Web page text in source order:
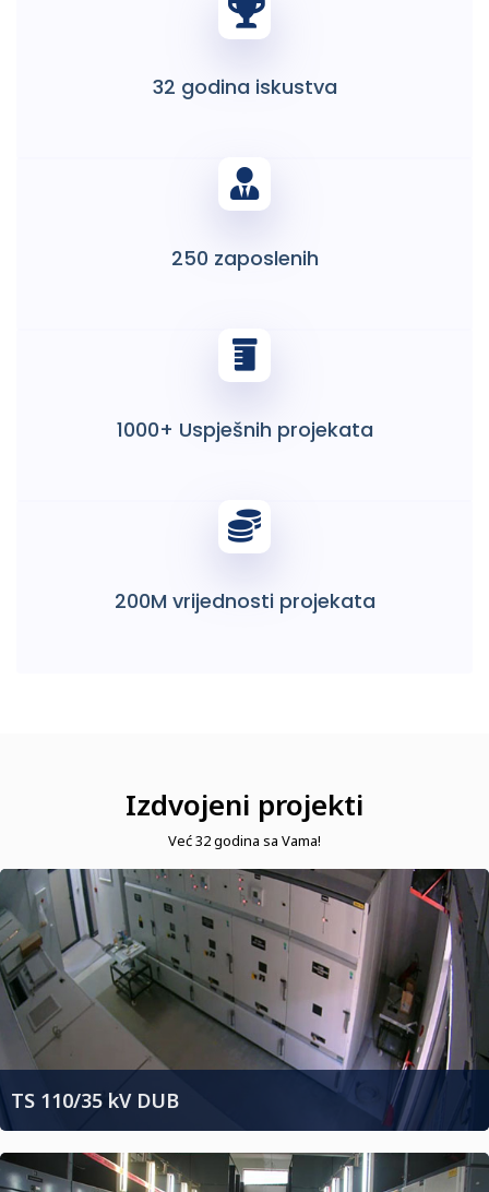
32 godina iskustva
250 zaposlenih
1000+ Uspješnih projekata
200M vrijednosti projekata
Izdvojeni projekti
Već 32 godina sa Vama!
TS 110/35 kV DUB